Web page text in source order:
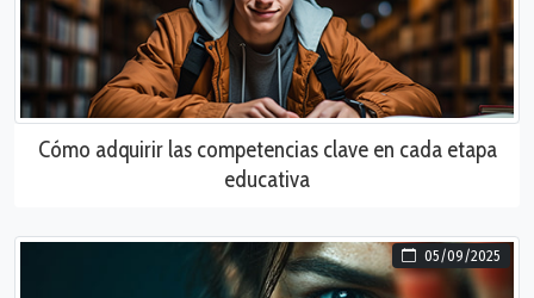
Cómo adquirir las competencias clave en cada etapa
educativa
05/09/2025